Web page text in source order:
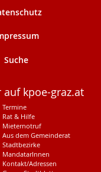
Suche
auf kpoe-graz.at
Termine
Rat & Hilfe
Mieternotruf
Aus dem Gemeinderat
Stadtbezirke
MandatarInnen
Kontakt/Adressen